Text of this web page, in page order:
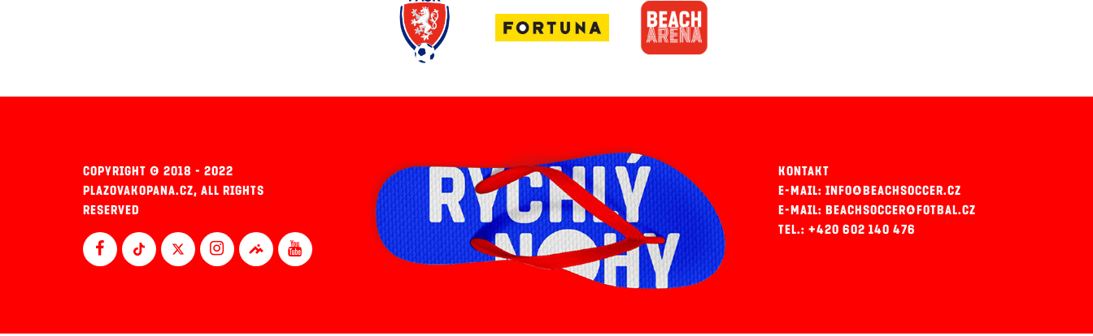
COPYRIGHT © 2018 - 2022
PLAZOVAKOPANA.CZ, ALL RIGHTS
RESERVED
KONTAKT
E-MAIL: INFO@BEACHSOCCER.CZ
E-MAIL: BEACHSOCCER@FOTBAL.CZ
TEL.: +420 602 140 476